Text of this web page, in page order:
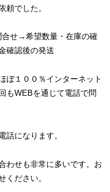
頼でした。
合せ→希望数量・在庫の確
確認後の発送
ぼ１００％インターネット
もWEBを通じて電話で問
話になります。
わせも非常に多いです。お
ください。